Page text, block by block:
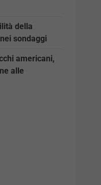
della
sondaggi
americani,
alle